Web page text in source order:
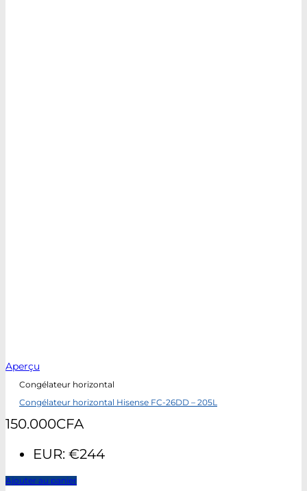
Aperçu
Congélateur horizontal
Congélateur horizontal Hisense FC-26DD – 205L
150.000CFA
EUR: €244
Ajouter au panier